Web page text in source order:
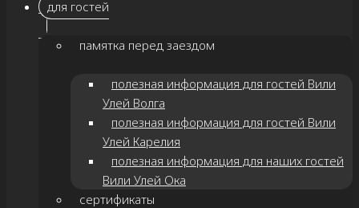
для гостей
памятка перед заездом
полезная информация для гостей Вили
Улей Волга
полезная информация для гостей Вили
Улей Карелия
полезная информация для наших гостей
Вили Улей Ока
сертификаты